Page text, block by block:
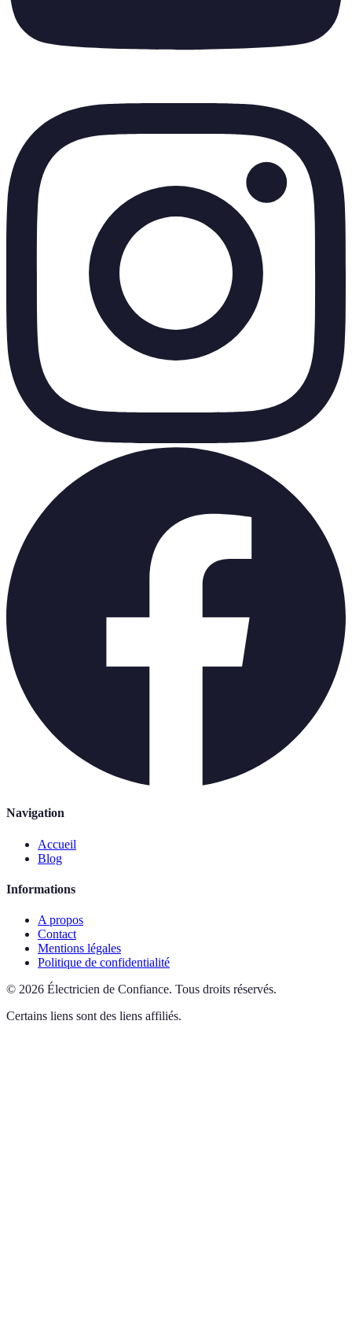
Navigation
Accueil
Blog
Informations
A propos
Contact
Mentions légales
Politique de confidentialité
© 2026 Électricien de Confiance. Tous droits réservés.
Certains liens sont des liens affiliés.